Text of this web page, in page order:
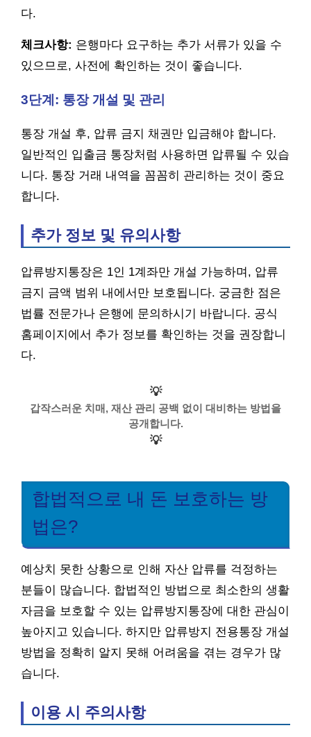
다.
체크사항: 은행마다 요구하는 추가 서류가 있을 수
있으므로, 사전에 확인하는 것이 좋습니다.
3단계: 통장 개설 및 관리
통장 개설 후, 압류 금지 채권만 입금해야 합니다.
일반적인 입출금 통장처럼 사용하면 압류될 수 있습
니다. 통장 거래 내역을 꼼꼼히 관리하는 것이 중요
합니다.
추가 정보 및 유의사항
압류방지통장은 1인 1계좌만 개설 가능하며, 압류
금지 금액 범위 내에서만 보호됩니다. 궁금한 점은
법률 전문가나 은행에 문의하시기 바랍니다. 공식
홈페이지에서 추가 정보를 확인하는 것을 권장합니
다.
💡
갑작스러운 치매, 재산 관리 공백 없이 대비하는 방법을
공개합니다.
💡
합법적으로 내 돈 보호하는 방
법은?
예상치 못한 상황으로 인해 자산 압류를 걱정하는
분들이 많습니다. 합법적인 방법으로 최소한의 생활
자금을 보호할 수 있는 압류방지통장에 대한 관심이
높아지고 있습니다. 하지만 압류방지 전용통장 개설
방법을 정확히 알지 못해 어려움을 겪는 경우가 많
습니다.
이용 시 주의사항